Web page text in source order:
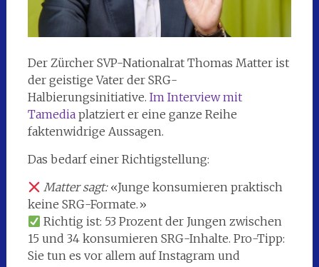
Der Zürcher SVP-Nationalrat Thomas Matter ist
der geistige Vater der SRG-
Halbierungsinitiative. Im Interview mit
Tamediaplatziert er eine ganze Reihe
faktenwidrige Aussagen.
Das bedarf einer Richtigstellung:
Matter sagt:«Junge konsumieren praktisch
keine SRG-Formate.»
Richtig ist: 53 Prozent der Jungen zwischen
15 und 34 konsumieren SRG-Inhalte. Pro-Tipp:
Sie tun es vor allem auf Instagram und